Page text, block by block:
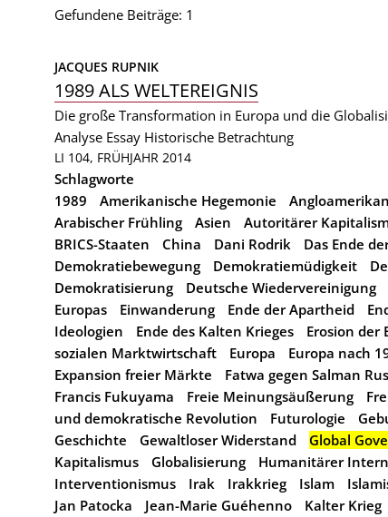
Gefundene Beiträge: 1
JACQUES RUPNIK
1989 ALS WELTEREIGNIS
Die große Transformation in Europa und die
Analyse Essay Historische Betrachtung
LI 104, FRÜHJAHR 2014
Schlagworte
1989
Amerikanische Hegemonie
Arabischer Frühling
Asien Autoritärer
BRICS-Staaten
China Dani Rodrik Das Ende
Demokratiebewegung
Demokratiemüdigkeit
Demokratisierung
Deutsche Wiedervereinigung
Europas
Einwanderung Ende der Apartheid
Ideologien
Ende des Kalten Krieges Erosion der
sozialen Marktwirtschaft
Europa Europa nach
Expansion freier Märkte
Fatwa gegen Salman
Francis Fukuyama
Freie Meinungsäußerung
und demokratische Revolution
Futurologie
Geschichte
Gewaltloser Widerstand Global
Kapitalismus
Globalisierung Humanitärer
Interventionismus
Irak Irakkrieg Islam
Jan Patocka
Jean-Marie Guéhenno Kalter Krieg